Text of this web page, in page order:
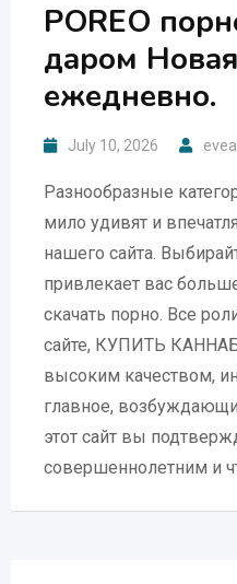
POREO
даром
ежедневно.
July 10, 2026
Разнообразные
мило удивят и
нашего сайта.
привлекает вас
скачать порно. Все
сайте, КУПИТЬ
высоким качеством,
главное,
этот сайт вы
совершеннолетним и